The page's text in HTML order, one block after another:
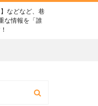
などなど、巷
な情報を「誰